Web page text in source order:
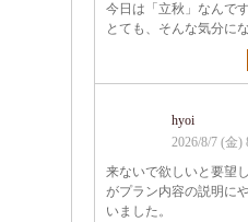
今日は「立秋」なんです
とても、そんな気分に
hyoi
2026/8/7 (金)
来ないで欲しいと要望
がプラン内容の説明に
いました。